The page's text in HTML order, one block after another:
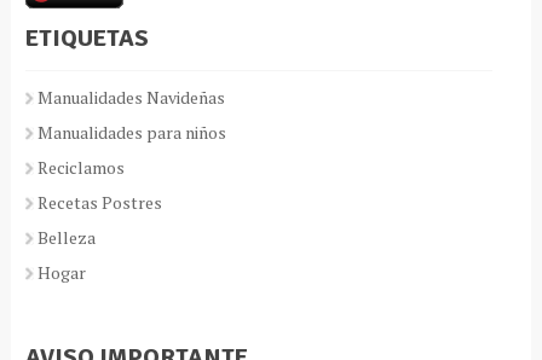
ETIQUETAS
Manualidades Navideñas
Manualidades para niños
Reciclamos
Recetas Postres
Belleza
Hogar